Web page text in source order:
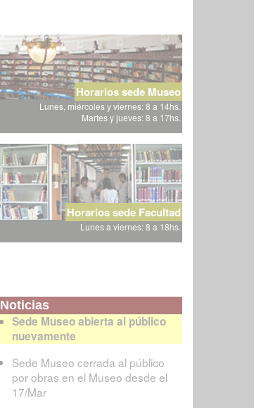
Horarios sede Museo
Lunes, miércoles y viernes: 8 a 14hs.
Martes y jueves: 8 a 17hs.
Horarios sede Facultad
Lunes a viernes: 8 a 18hs.
Noticias
Sede Museo abierta al público
nuevamente
Sede Museo cerrada al público
por obras en el Museo desde el
17/Mar